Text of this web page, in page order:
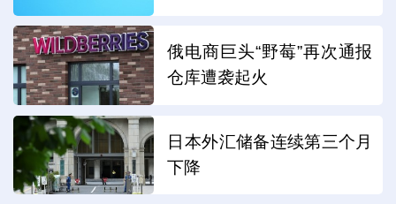
俄电商巨头“野莓”再次通报
仓库遭袭起火
日本外汇储备连续第三个月
下降